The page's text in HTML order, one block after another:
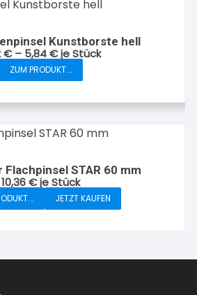
Kunstborste hell
€– 5,84€je Stück
ZUM PRODUKT...
Dieses
weist
mehrere
Die
Optionen
können
Produktseite
STAR 60 mm
10,36€je Stück
JETZT KAUFEN